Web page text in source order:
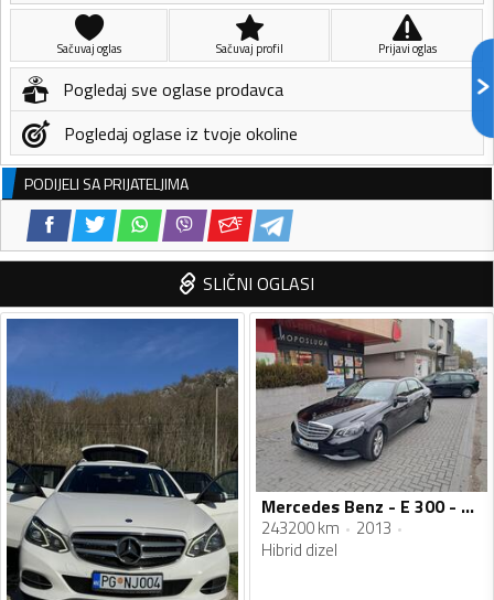
Sačuvaj oglas Sačuvaj profil Prijavi oglas
Pogledaj sve oglase prodavca
Pogledaj oglase iz tvoje okoline
PODIJELI SA PRIJATELJIMA
SLIČNI OGLASI
Mercedes Benz - E 300 - E 300 CDI
243200 km
2013
Hibrid dizel